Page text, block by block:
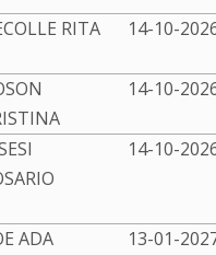
RITA 14-10-
14-10-
14-10-
ADA 13-01-